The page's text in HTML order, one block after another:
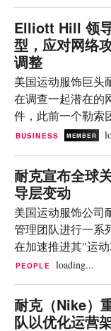
系列中的"不健康
调整对本季度业绩
点的拖累，但被视
期资产价值的必要
绩与批发渠道增长
平，渠道结构却发
化。批发渠道营收
按报告口径增长
增长1%，增长主
直营（D2C）渠道
店将持续至3月5日
2026春季系列精选
配饰，其设计灵感
舞者”。 随后，品
8日在巴黎 10 Rue
另一家快闪店，打
空间。这一巴黎概
身心健康，提供从
等一系列活动，以
品牌理念。
Selfridges 百货的快
源：Skims。 此后
在巴黎的 House of
店、Dover Street
Elliott Hill 领
型，应对网络
调整
美国运动服饰巨头
在调查一起潜在的
件，此前一个勒索
露大量内部数据。
配送中心裁减约
道。 田纳西州和密
营重组 耐克正在推
网络的整合。该公
纳西州和密西西比
裁减约 775 名员工
进技术和自动化整
的战略的一部分,
并提高响应能力。
些变革对于构建更
BUSINESS MEMBER
耐克宣布全球
导层变动
美国运动服饰公司
管理团队进行一系
在加速推进其"运
化全球运营。此次
区以及亚太及拉丁
区域的领导职位。
PEOPLE loading...
耐克（Nike）
队以优化运营